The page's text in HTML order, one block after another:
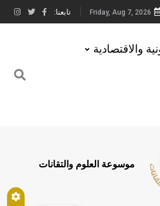
Friday, Aug 7, 2026 تابعنا:
والاقتصادية
موسوعة العلوم والتقانات